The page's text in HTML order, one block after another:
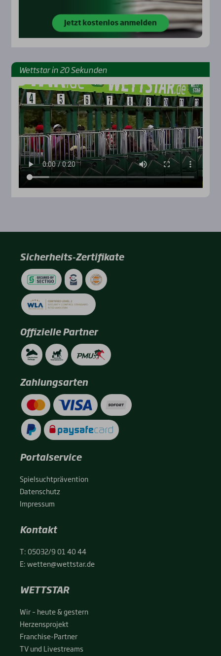
Wett­star in 20 Sekun­den
Sicherheits-Zertifikate
Offizielle Partner
Zahlungsarten
Portalservice
Spiel­sucht­prä­ven­ti­on
Daten­schutz
Impres­sum
Kontakt
T:05032/9 01 40 44
E:wetten@wettstar.de
WETTSTAR
Wir – heu­te & ges­tern
Her­zens­pro­jekt
Fran­chise-Par­t­­ner
TV und Live­streams